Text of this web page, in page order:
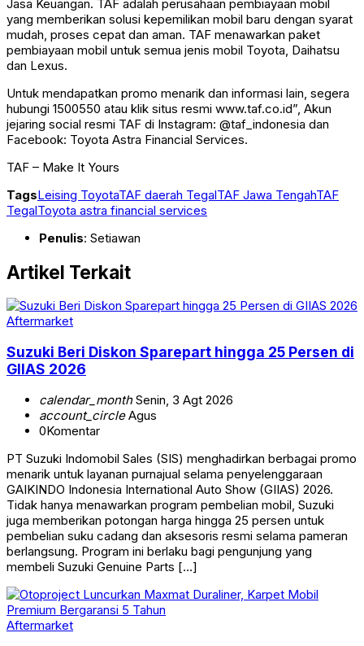
Jasa Keuangan. TAF adalah perusahaan pembiayaan mobil
yang memberikan solusi kepemilikan mobil baru dengan syarat
mudah, proses cepat dan aman. TAF menawarkan paket
pembiayaan mobil untuk semua jenis mobil Toyota, Daihatsu
dan Lexus.
Untuk mendapatkan promo menarik dan informasi lain, segera
hubungi 1500550 atau klik situs resmi www.taf.co.id”, Akun
jejaring social resmi TAF di Instagram: @taf_indonesia dan
Facebook: Toyota Astra Financial Services.
TAF – Make It Yours
TagsLeising ToyotaTAF daerah TegalTAF Jawa TengahTAF
TegalToyota astra financial services
Penulis: Setiawan
Artikel Terkait
Aftermarket
Suzuki Beri Diskon Sparepart hingga 25 Persen di
GIIAS 2026
calendar_monthSenin, 3 Agt 2026
account_circleAgus
0Komentar
PT Suzuki Indomobil Sales (SIS) menghadirkan berbagai promo
menarik untuk layanan purnajual selama penyelenggaraan
GAIKINDO Indonesia International Auto Show (GIIAS) 2026.
Tidak hanya menawarkan program pembelian mobil, Suzuki
juga memberikan potongan harga hingga 25 persen untuk
pembelian suku cadang dan aksesoris resmi selama pameran
berlangsung. Program ini berlaku bagi pengunjung yang
membeli Suzuki Genuine Parts […]
Aftermarket